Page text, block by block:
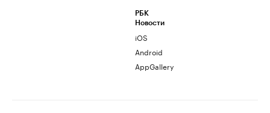
РБК
Новости
iOS
Android
AppGallery